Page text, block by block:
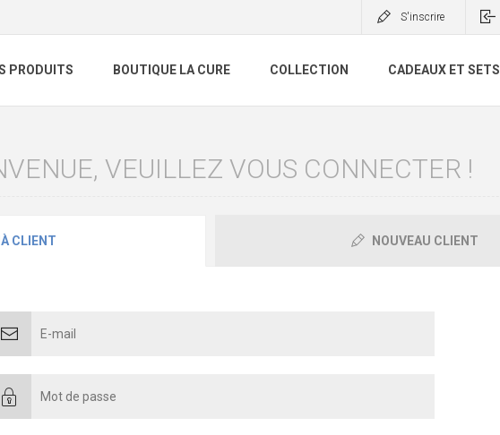
S'inscrire
PRODUITS BOUTIQUE LA CURE COLLECTION CADEAUX ET SETS
VEUILLEZ VOUS CONNECTER !
CLIENT NOUVEAU CLIENT